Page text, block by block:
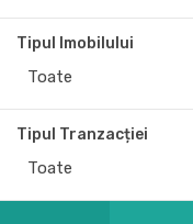
Tipul Imobilului
Toate
Tipul Tranzacției
Toate